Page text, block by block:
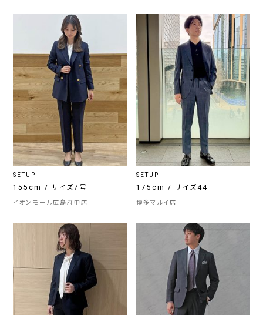
SETUP
155cm / サイズ7号
イオンモール広島府中店
SETUP
175cm / サイズ44
博多マルイ店